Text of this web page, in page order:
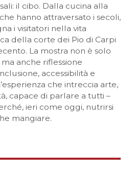
il cibo. Dalla cucina alla
hanno attraversato i secoli,
i visitatori nella vita
della corte dei Pio di Carpi
La mostra non è solo
anche riflessione
accessibilità e
che intreccia arte,
capace di parlare a tutti –
ieri come oggi, nutrirsi
mangiare.